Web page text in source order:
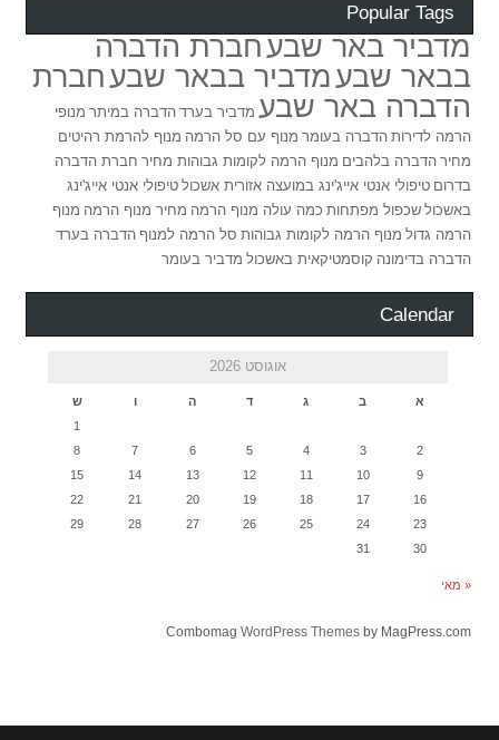
Popular Tags
מדביר באר שבעחברת הדברה
בבאר שבעמדביר בבאר שבעחברת
הדברה באר שבע מדביר בערד הדברה במיתר מנופי
הרמה לדירות הדברה בעומר מנוף עם סל הרמה מנוף להרמת רהיטים
מחיר הדברה בלהבים מנוף הרמה לקומות גבוהות מחיר חברת הדברה
בדרום טיפולי אנטי אייג'ינג במועצה אזורית אשכול טיפולי אנטי אייג'ינג
באשכול שכפול מפתחות כמה עולה מנוף הרמה מחיר מנוף הרמה מנוף
הרמה גדול מנוף הרמה לקומות גבוהות סל הרמה למנוף הדברה בערד
הדברה בדימונה קוסמטיקאית באשכול מדביר בעומר
Calendar
אוגוסט 2026
א ב ג ד ה ו
ש
1
2
3
4
5
6
7
8
9
10
11
12
13
14
15
16
17
18
19
20
21
22
23
24
25
26
27
28
29
30
31
« מאי
Combomag WordPress Themesby MagPress.com